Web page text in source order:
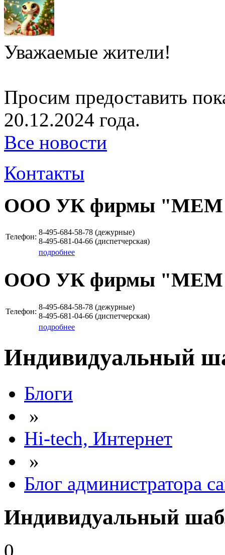
Уважаемые жители!
Просим предоставить
20.12.2024 года.
Все новости
Контакты
ООО УК фирмы
Телефон:
8-495-684-58-78 (дежурные)
8-495-681-04-66 (диспетчерская)
подробнее
ООО УК фирмы
Телефон:
8-495-684-58-78 (дежурные)
8-495-681-04-66 (диспетчерская)
подробнее
Индивидуальный
Блоги
»
Hi-tech, Интернет
»
Блог администратора
Индивидуальный
0